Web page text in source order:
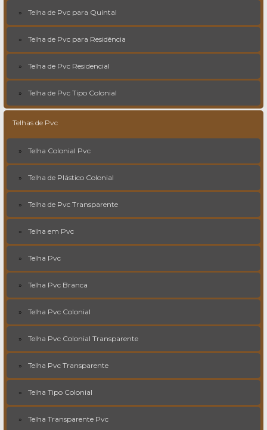
Telha de Pvc para Quintal
Telha de Pvc para Residência
Telha de Pvc Residencial
Telha de Pvc Tipo Colonial
Telhas de Pvc
Telha Colonial Pvc
Telha de Plástico Colonial
Telha de Pvc Transparente
Telha em Pvc
Telha Pvc
Telha Pvc Branca
Telha Pvc Colonial
Telha Pvc Colonial Transparente
Telha Pvc Transparente
Telha Tipo Colonial
Telha Transparente Pvc